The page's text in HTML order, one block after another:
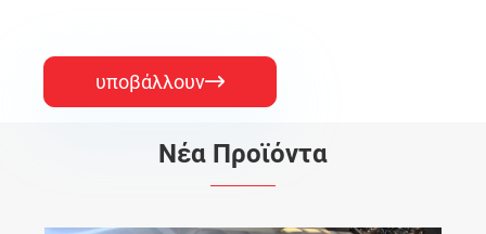
υποβάλλουν
Νέα Προϊόντα